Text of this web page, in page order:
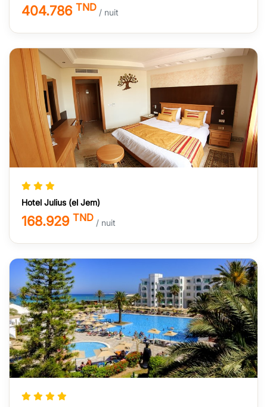
404.786 TND / nuit
Hotel Julius (el Jem)
168.929 TND / nuit